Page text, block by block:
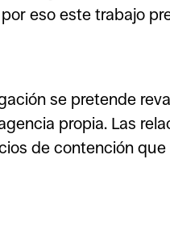
por eso este trabajo
se pretende
propia. Las
de contención